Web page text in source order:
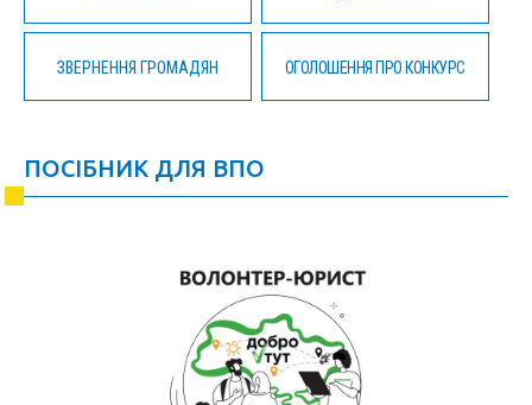
ЗВЕРНЕННЯ ГРОМАДЯН ОГОЛОШЕННЯ ПРО КОНКУРС
ПОСІБНИК ДЛЯ ВПО